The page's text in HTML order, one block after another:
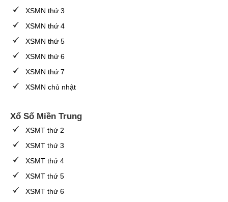
XSMN thứ 3
XSMN thứ 4
XSMN thứ 5
XSMN thứ 6
XSMN thứ 7
XSMN chủ nhật
Xổ Số Miền Trung
XSMT thứ 2
XSMT thứ 3
XSMT thứ 4
XSMT thứ 5
XSMT thứ 6